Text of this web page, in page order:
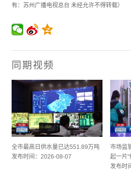
有：苏州广播电视总台 未经允许不得转载）
同期视频
全市最高日供水量已达551.89万吨
发布时间：2026-08-07
市场监
起一片“
发布时